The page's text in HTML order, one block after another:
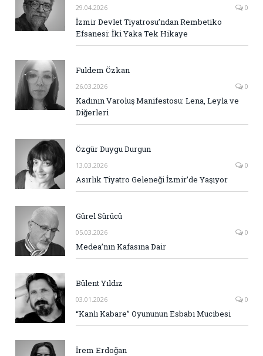
29.04.2026 0
İzmir Devlet Tiyatrosu’ndan Rembetiko
Efsanesi: İki Yaka Tek Hikaye
Fuldem Özkan
26.03.2026 0
Kadının Varoluş Manifestosu: Lena, Leyla ve
Diğerleri
Özgür Duygu Durgun
13.03.2026 0
Asırlık Tiyatro Geleneği İzmir’de Yaşıyor
Gürel Sürücü
05.03.2026 0
Medea’nın Kafasına Dair
Bülent Yıldız
03.01.2026 0
“Kanlı Kabare” Oyununun Esbabı Mucibesi
İrem Erdoğan